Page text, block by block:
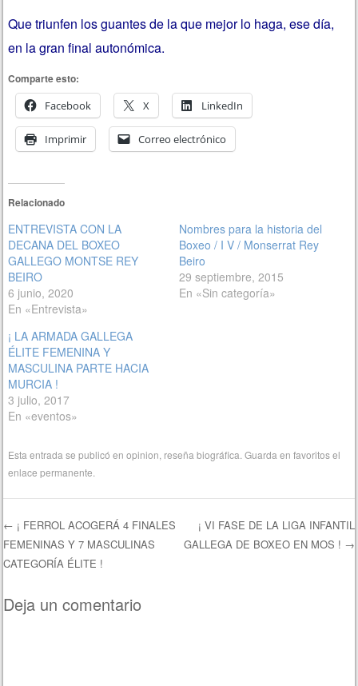
Que triunfen los guantes de la que mejor lo haga, ese día,
en la gran final autonómica.
Comparte esto:
Facebook
X LinkedIn
Imprimir Correo electrónico
Relacionado
ENTREVISTA CON LA
DECANA DEL BOXEO
GALLEGO MONTSE REY
BEIRO
6 junio, 2020
En «Entrevista»
Nombres para la historia del
Boxeo / I V / Monserrat Rey
Beiro
29 septiembre, 2015
En «Sin categoría»
¡ LA ARMADA GALLEGA
ÉLITE FEMENINA Y
MASCULINA PARTE HACIA
MURCIA !
3 julio, 2017
En «eventos»
Esta entrada se publicó enopinion reseña biográfica . Guarda en favoritos el
enlace permanente
Navegación de entradas
← ¡ FERROL ACOGERÁ 4 FINALES
FEMENINAS Y 7 MASCULINAS
CATEGORÍA ÉLITE !
¡ VI FASE DE LA LIGA INFANTIL
GALLEGA DE BOXEO EN MOS ! →
Deja un comentario